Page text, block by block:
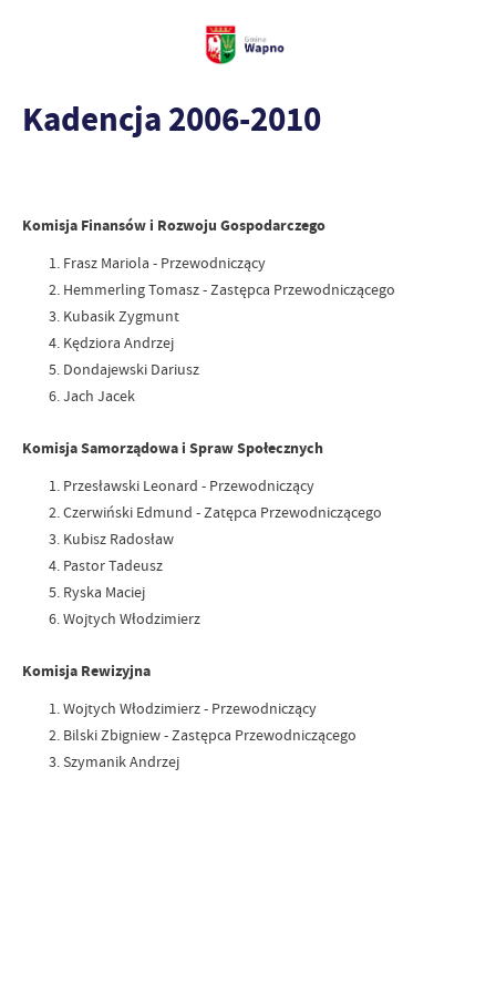
Kadencja 2006-2010
Komisja Finansów i Rozwoju Gospodarczego
Frasz Mariola - Przewodniczący
Hemmerling Tomasz - Zastępca Przewodniczącego
Kubasik Zygmunt
Kędziora Andrzej
Dondajewski Dariusz
Jach Jacek
Komisja Samorządowa i Spraw Społecznych
Przesławski Leonard - Przewodniczący
Czerwiński Edmund - Zatępca Przewodniczącego
Kubisz Radosław
Pastor Tadeusz
Ryska Maciej
Wojtych Włodzimierz
Komisja Rewizyjna
Wojtych Włodzimierz - Przewodniczący
Bilski Zbigniew - Zastępca Przewodniczącego
Szymanik Andrzej